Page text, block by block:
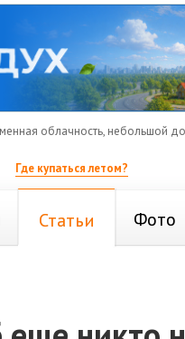
облачность, небольшой
Где купаться летом?
Статьи Фото